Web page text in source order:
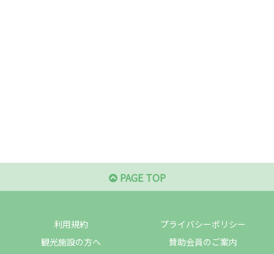
PAGE TOP
利用規約
プライバシーポリシー
観光施設の方へ
賛助会員のご案内